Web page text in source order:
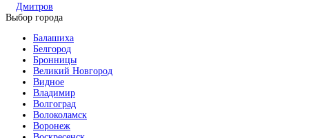
Дмитров
Выбор города
Балашиха
Белгород
Бронницы
Великий Новгород
Видное
Владимир
Волгоград
Волоколамск
Воронеж